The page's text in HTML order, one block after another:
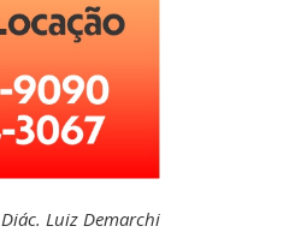
Diác. Luiz Demarchi